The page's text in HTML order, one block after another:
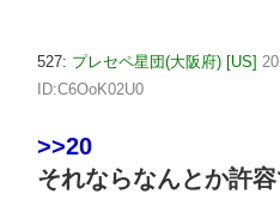
527: プレセペ星団(大阪府) [US]
ID:C6OoK02U0
>>20
それならなんとか許